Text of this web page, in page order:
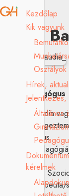
Kezdőlap
Kik vagyunk
Osztályok
Hírek,
Általános
Gimnázium
kérelmek
gyógypedagógus
Barhács Claudia
2020-ban
Karán autizmus
spektrum
a Magyar
Művészet- és